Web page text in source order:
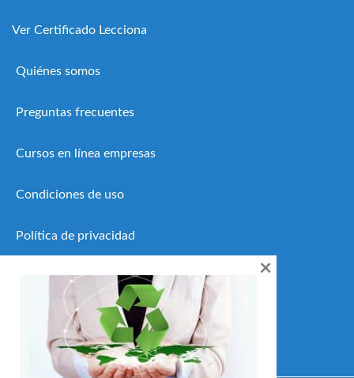
Ver Certificado Lecciona
Quiénes somos
Preguntas frecuentes
Cursos en línea empresas
Condiciones de uso
Política de privacidad
Política de cookies ×